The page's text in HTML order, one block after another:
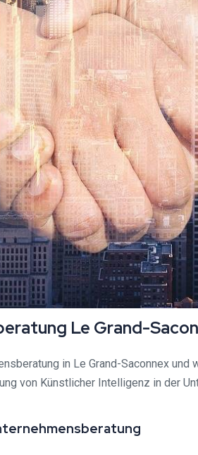
Le Grand-
in Le Grand-Saconnex
von Künstlicher Intelligenz in der